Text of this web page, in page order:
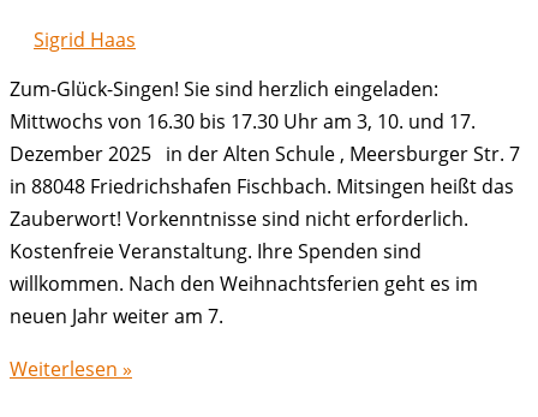
Sigrid Haas
Zum-Glück-Singen! Sie sind herzlich eingeladen:
Mittwochs von 16.30 bis 17.30 Uhr am 3, 10. und 17.
Dezember 2025 in der Alten Schule , Meersburger Str. 7
in 88048 Friedrichshafen Fischbach. Mitsingen heißt das
Zauberwort! Vorkenntnisse sind nicht erforderlich.
Kostenfreie Veranstaltung. Ihre Spenden sind
willkommen. Nach den Weihnachtsferien geht es im
neuen Jahr weiter am 7.
Offenes
Weiterlesen »